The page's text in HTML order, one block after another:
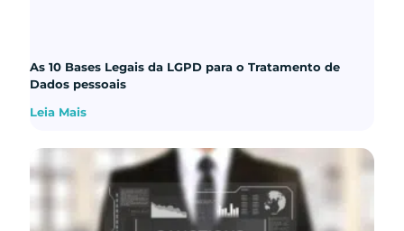
As 10 Bases Legais da LGPD para o Tratamento de
Dados pessoais
Leia Mais